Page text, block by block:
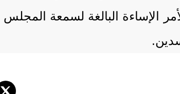
الإساءة البالغة لسمعة المجلس